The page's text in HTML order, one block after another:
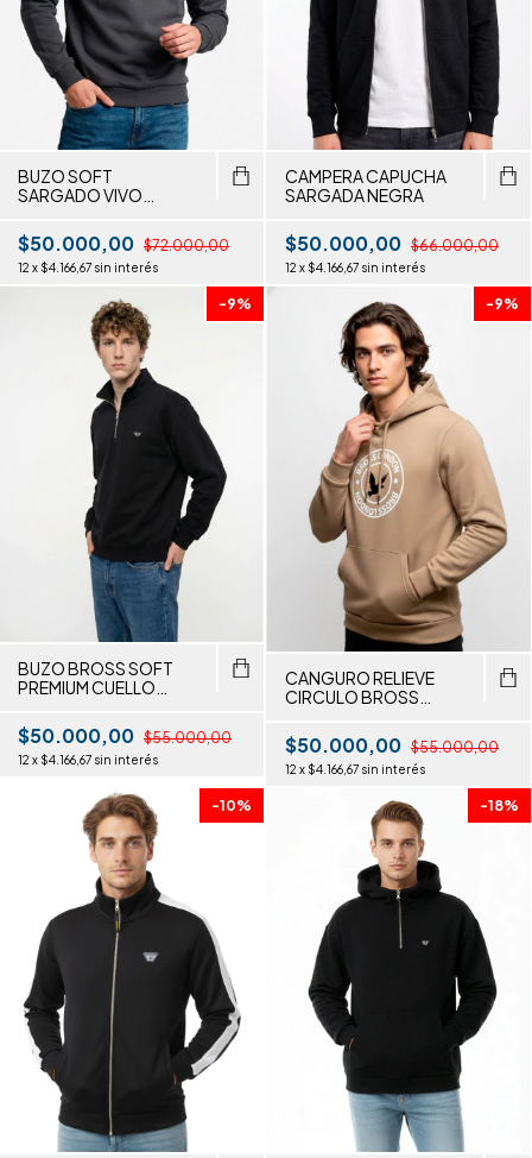
BUZO SOFT
SARGADO VIVO
$50.000,00 $72.000,00
12 x $4.166,67 sin interés
CAMPERA CAPUCHA
SARGADA NEGRA
$50.000,00 $66.000,00
12 x $4.166,67 sin interés
-9%
BUZO BROSS SOFT
PREMIUM CUELLO
$50.000,00 $55.000,00
12 x $4.166,67 sin interés
-9%
CANGURO RELIEVE
CIRCULO BROSS
$50.000,00 $55.000,00
12 x $4.166,67 sin interés
-10% -18%